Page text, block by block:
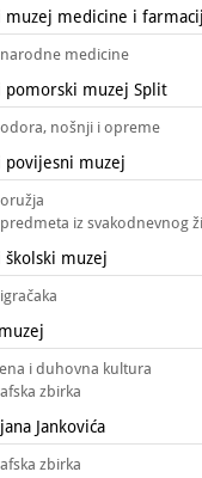
muzej medicine i
medicine
pomorski muzej Split
nošnji i opreme
povijesni muzej
iz svakodnevnog
školski muzej
i duhovna kultura
zbirka
Jankovića
zbirka